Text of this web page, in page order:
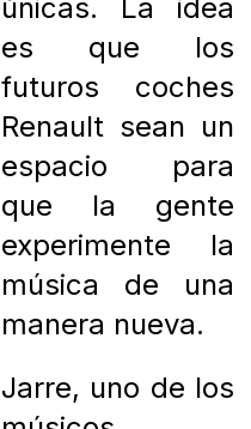
únicas. La idea
es que los
futuros coches
Renault sean un
espacio para
que la gente
experimente la
música de una
manera nueva.
Jarre, uno de los